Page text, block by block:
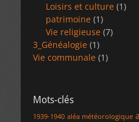
Loisirs et culture (1)
patrimoine (1)
Vie religieuse (7)
3_Généalogie (1)
Vie communale (1)
Mots-clés
1939-1940 aléa météorologique